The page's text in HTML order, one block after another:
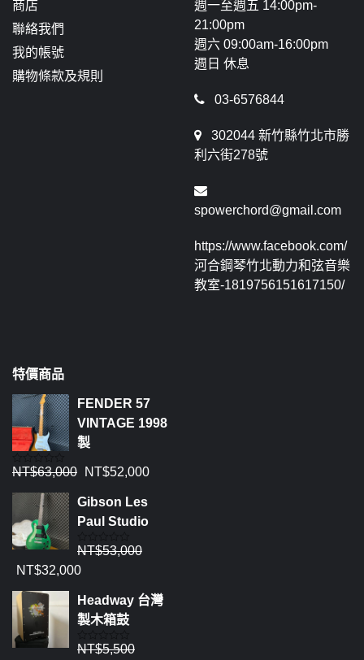
商店
聯絡我們
我的帳號
購物條款及規則
週一至週五 14:00pm-
21:00pm
週六 09:00am-16:00pm
週日 休息
03-6576844
302044 新竹縣竹北市勝
利六街278號
spowerchord@gmail.com
https://www.facebook.com/
河合鋼琴竹北動力和弦音樂
教室-1819756151617150/
特價商品
FENDER 57
VINTAGE 1998
製
評
0
5
NT$63,000 NT$52,000
Gibson Les
Paul Studio
評
0
5
NT$53,000
NT$32,000
Headway 台灣
製木箱鼓
評
NT$5,500